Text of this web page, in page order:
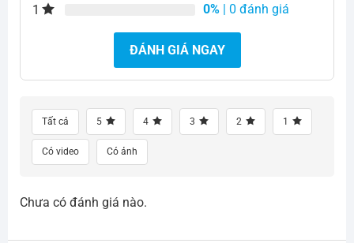
1
0% | 0 đánh giá
ĐÁNH GIÁ NGAY
Tất cả 5 4 3 2 1
Có video Có ảnh
Chưa có đánh giá nào.